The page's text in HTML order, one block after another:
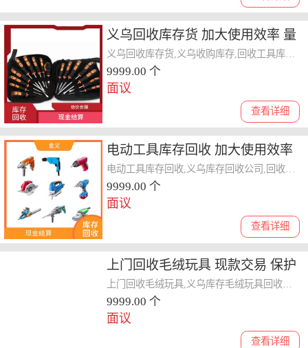
义乌回收库存货 加大使用效率 量
大量小均可
9999.00 个
面议
查看详细
电动工具库存回收 加大使用效率
看货报价
9999.00 个
面议
查看详细
上门回收毛绒玩具 现款交易 保护
客户隐私
上门回收毛绒玩具,义乌库存毛绒玩具回收电话,高价回收毛绒玩具
9999.00 个
面议
查看详细